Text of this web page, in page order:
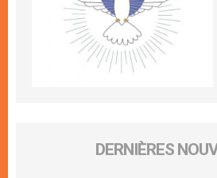
DERNIÈRES